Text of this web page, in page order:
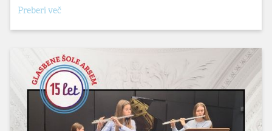
Preberi več